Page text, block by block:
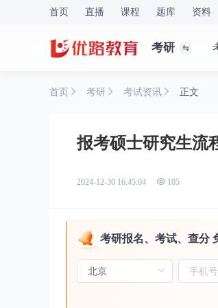
首页 直播 课程 题库 资料
考研
首页 考研 考试资讯 正文
报考硕士研究生流
2024-12-30 16:45:04 105
考研报名、考试、查分